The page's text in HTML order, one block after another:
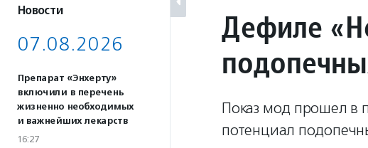
Новости
07.08.2026
Препарат «Энхерту»
включили в перечень
жизненно необходимых
и важнейших лекарств
16:27
Дефиле
Показ мод прошел в
потенциал